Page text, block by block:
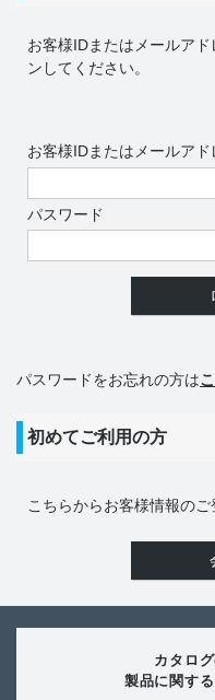
お客様IDまたはメールアド
ンしてください。
お客様IDまたはメールアド
パスワード
パスワードをお忘れの方は
初めてご利用の方
こちらからお客様情報のご
カタロ
製品に関す